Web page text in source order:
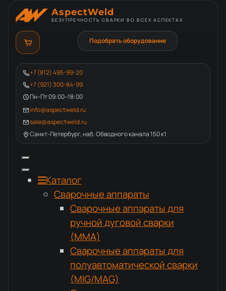
AspectWeld
БЕЗУПРЕЧНОСТЬ СВАРКИ ВО ВСЕХ АСПЕКТАХ
+7 (812) 495-99-20
+7 (921) 300-84-99
Пн–Пт 09:00–18:00
info@aspectweld.ru
sale@aspectweld.ru
Санкт-Петербург, наб. Обводного канала 150 к1
Подобрать оборудование
Каталог
Сварочные аппараты
Сварочные аппараты для
ручной дуговой сварки
(MMA)
Сварочные аппараты для
полуавтоматической сварки
(MIG/MAG)